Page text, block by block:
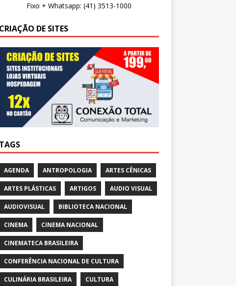
Fixo + Whatsapp: (41) 3513-1000
CRIAÇÃO DE SITES
TAGS
AGENDA ANTROPOLOGIA ARTES CÊNICAS
ARTES PLÁSTICAS ARTIGOS AUDIO VISUAL
AUDIOVISUAL BIBLIOTECA NACIONAL
CINEMA CINEMA NACIONAL
CINEMATECA BRASILEIRA
CONFERÊNCIA NACIONAL DE CULTURA
CULINÁRIA BRASILEIRA CULTURA